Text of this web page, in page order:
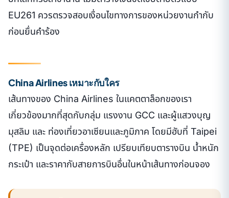
EU261 ควรตรวจสอบเงื่อนไขทางการของหน่วยงานกำกับ
ก่อนยื่นคำร้อง
China Airlines เหมาะกับใคร
เส้นทางของ China Airlines ในแคตตาล็อกของเรา
เกี่ยวข้องมากที่สุดกับกลุ่ม แรงงาน GCC และผู้แสวงบุญ
มุสลิม และ ท่องเที่ยวอาเซียนและภูมิภาค โดยมีฮับที่ Taipei
(TPE) เป็นจุดต่อเครื่องหลัก เปรียบเทียบตารางบิน น้ำหนัก
กระเป๋า และราคากับสายการบินอื่นในหน้าเส้นทางก่อนจอง